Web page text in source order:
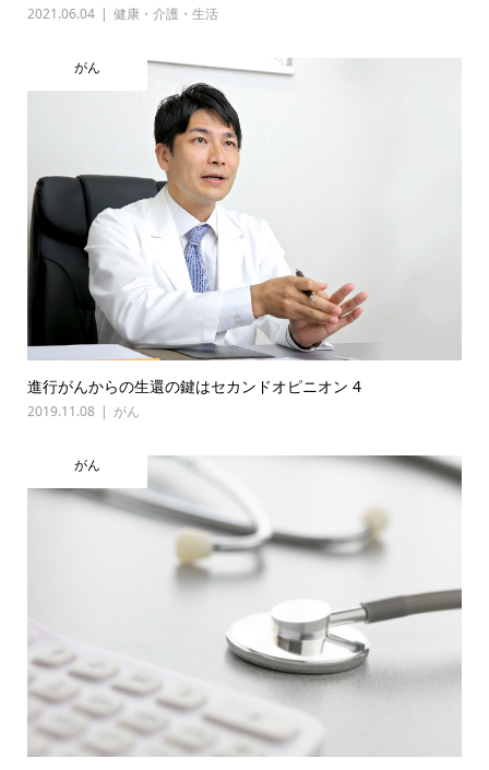
2021.06.04 健康・介護・生活
がん
進行がんからの生還の鍵はセカンドオピニオン 4
2019.11.08 がん
がん